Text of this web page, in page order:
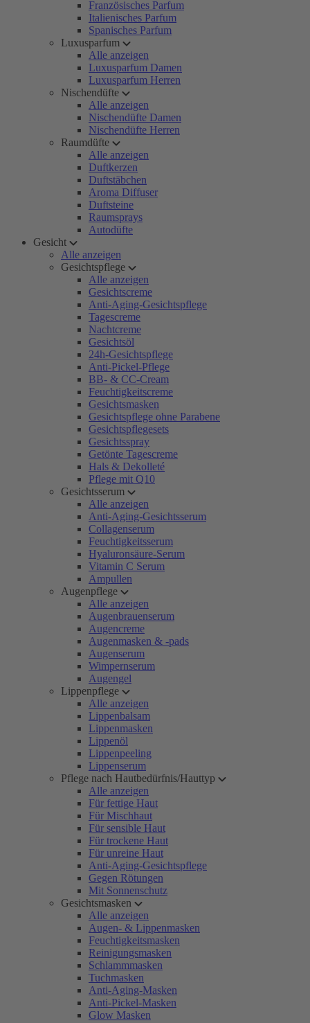
Französisches Parfum
Italienisches Parfum
Spanisches Parfum
Luxusparfum
Alle anzeigen
Luxusparfum Damen
Luxusparfum Herren
Nischendüfte
Alle anzeigen
Nischendüfte Damen
Nischendüfte Herren
Raumdüfte
Alle anzeigen
Duftkerzen
Duftstäbchen
Aroma Diffuser
Duftsteine
Raumsprays
Autodüfte
Gesicht
Alle anzeigen
Gesichtspflege
Alle anzeigen
Gesichtscreme
Anti-Aging-Gesichtspflege
Tagescreme
Nachtcreme
Gesichtsöl
24h-Gesichtspflege
Anti-Pickel-Pflege
BB- & CC-Cream
Feuchtigkeitscreme
Gesichtsmasken
Gesichtspflege ohne Parabene
Gesichtspflegesets
Gesichtsspray
Getönte Tagescreme
Hals & Dekolleté
Pflege mit Q10
Gesichtsserum
Alle anzeigen
Anti-Aging-Gesichtsserum
Collagenserum
Feuchtigkeitsserum
Hyaluronsäure-Serum
Vitamin C Serum
Ampullen
Augenpflege
Alle anzeigen
Augenbrauenserum
Augencreme
Augenmasken & -pads
Augenserum
Wimpernserum
Augengel
Lippenpflege
Alle anzeigen
Lippenbalsam
Lippenmasken
Lippenöl
Lippenpeeling
Lippenserum
Pflege nach Hautbedürfnis/Hauttyp
Alle anzeigen
Für fettige Haut
Für Mischhaut
Für sensible Haut
Für trockene Haut
Für unreine Haut
Anti-Aging-Gesichtspflege
Gegen Rötungen
Mit Sonnenschutz
Gesichtsmasken
Alle anzeigen
Augen- & Lippenmasken
Feuchtigkeitsmasken
Reinigungsmasken
Schlammmasken
Tuchmasken
Anti-Aging-Masken
Anti-Pickel-Masken
Glow Masken